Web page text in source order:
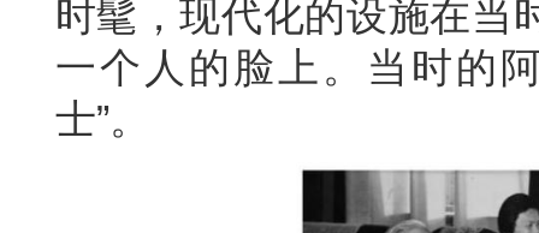
时髦，现代化的设施在当
一个人的脸上。当时的
士”。